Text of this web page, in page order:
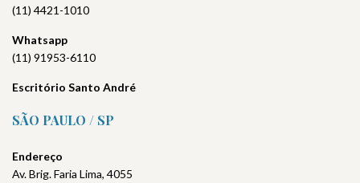
(11) 4421-1010
Whatsapp
(11) 91953-6110
Escritório Santo André
SÃO PAULO / SP
Endereço
Av. Brig. Faria Lima, 4055